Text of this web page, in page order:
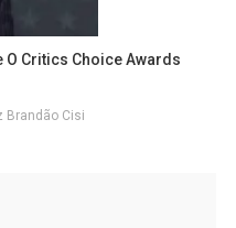
Critics Choice Awards
Brandão Cisi